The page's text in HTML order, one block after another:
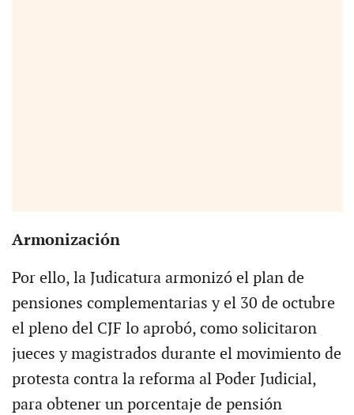
Armonización
Por ello, la Judicatura armonizó el plan de
pensiones complementarias y el 30 de octubre
el pleno del CJF lo aprobó, como solicitaron
jueces y magistrados durante el movimiento de
protesta contra la reforma al Poder Judicial,
para obtener un porcentaje de pensión